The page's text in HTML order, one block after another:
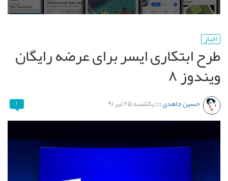
اخبار
طرح ابتکاری ایسر برای عرضه رایگان
ویندوز ۸
حسین جاهدی:::یکشنبه ۲۵ تیر ۹۱ ۱